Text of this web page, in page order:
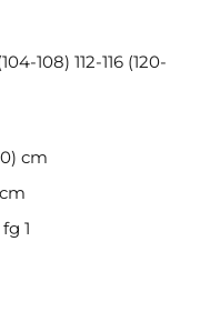
108) 112-116 (120-
cm
fg 1